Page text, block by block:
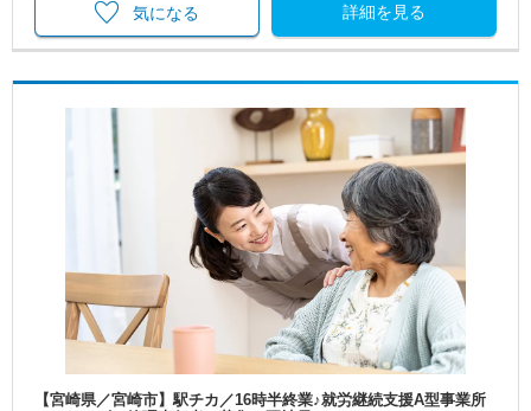
詳細を見る
気になる
【宮崎県／宮崎市】駅チカ／16時半終業♪就労継続支援A型事業所